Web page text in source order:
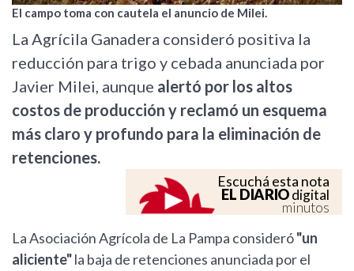
El campo toma con cautela el anuncio de Milei.
La Agrícila Ganadera consideró positiva la
reducción para trigo y cebada anunciada por
Javier Milei, aunque alertó por los altos
costos de producción y reclamó un esquema
más claro y profundo para la eliminación de
retenciones.
Escuchá esta nota
EL DIARIOdigital
minutos
La Asociación Agrícola de La Pampa consideró"un
aliciente"la baja de retenciones anunciada por el